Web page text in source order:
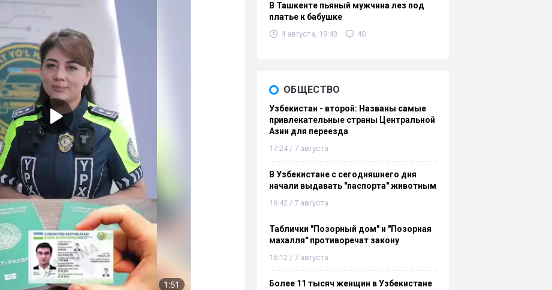
В Ташкенте пьяный мужчина лез под
платье к бабушке
4 августа, 19:43 40
ОБЩЕСТВО
Узбекистан - второй: Названы самые
привлекательные страны Центральной
Азии для переезда
17:24 / 7 августа
В Узбекистане с сегодняшнего дня
начали выдавать "паспорта" животным
16:42 / 7 августа
Таблички "Позорный дом" и "Позорная
махалля" противоречат закону
16:12 / 7 августа
Более 11 тысяч женщин в Узбекистане